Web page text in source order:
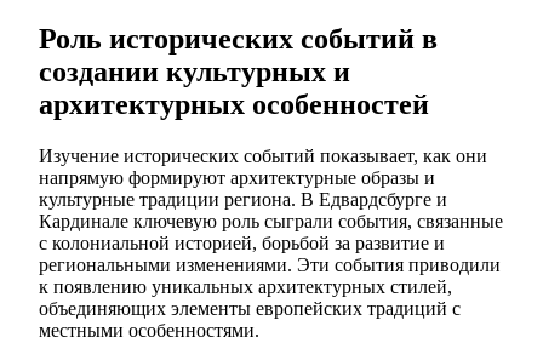
Роль исторических событий в
создании культурных и
архитектурных особенностей
Изучение исторических событий показывает, как они
напрямую формируют архитектурные образы и
культурные традиции региона. В Едвардсбурге и
Кардинале ключевую роль сыграли события, связанные
с колониальной историей, борьбой за развитие и
региональными изменениями. Эти события приводили
к появлению уникальных архитектурных стилей,
объединяющих элементы европейских традиций с
местными особенностями.